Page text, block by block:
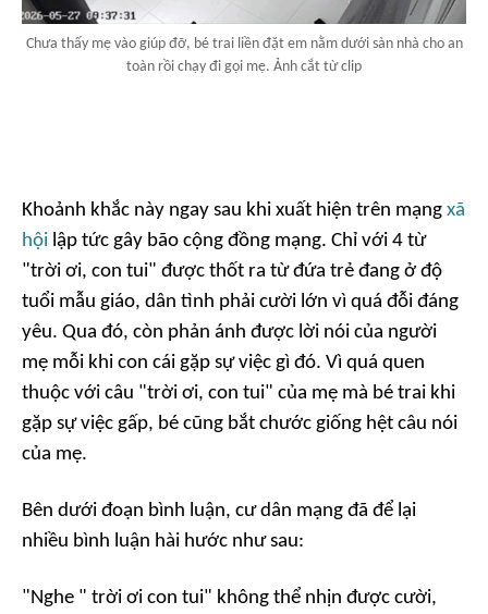
Chưa thấy mẹ vào giúp đỡ, bé trai liền đặt em nằm dưới sàn nhà cho an
toàn rồi chạy đi gọi mẹ. Ảnh cắt từ clip
Khoảnh khắc này ngay sau khi xuất hiện trên mạng xã
hội lập tức gây bão cộng đồng mạng. Chỉ với 4 từ
"trời ơi, con tui" được thốt ra từ đứa trẻ đang ở độ
tuổi mẫu giáo, dân tình phải cười lớn vì quá đỗi đáng
yêu. Qua đó, còn phản ánh được lời nói của người
mẹ mỗi khi con cái gặp sự việc gì đó. Vì quá quen
thuộc với câu "trời ơi, con tui" của mẹ mà bé trai khi
gặp sự việc gấp, bé cũng bắt chước giống hệt câu nói
của mẹ.
Bên dưới đoạn bình luận, cư dân mạng đã để lại
nhiều bình luận hài hước như sau:
"Nghe " trời ơi con tui" không thể nhịn được cười,